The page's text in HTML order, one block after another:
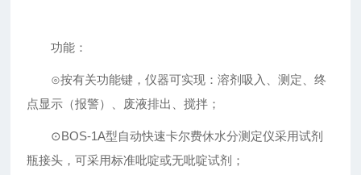
功能：
⊙按有关功能键，仪器可实现：溶剂吸入、测定、终
点显示（报警）、废液排出、搅拌；
⊙BOS-1A型自动快速卡尔费休水分测定仪采用试剂
瓶接头，可采用标准吡啶或无吡啶试剂；